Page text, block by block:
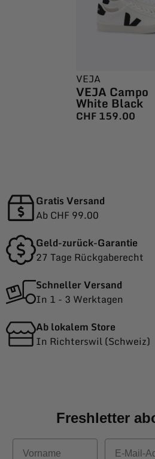
VEJA
VEJA Campo
White Black
CHF159.00
Gratis Versand
Ab CHF 99.00
Geld-zurück-Garantie
27 Tage Rückgaberecht
Schneller Versand
In 1 - 3 Werktagen
Ab lokalem Store
In Richterswil (Schweiz)
Freshletter
Vorname
E-Mail